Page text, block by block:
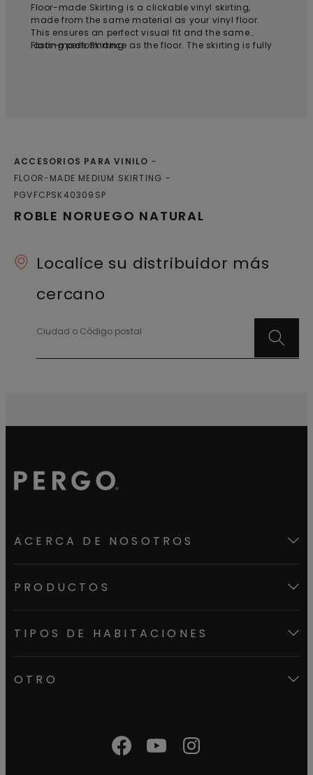
Floor-made Skirting is a clickable vinyl skirting,
made from the same material as your vinyl floor.
This ensures an perfect visual fit and the same
lasting performance as the floor. The skirting is fully
Floor-made Skirting
ROBLE NORUEGO NATURAL
ACCESORIOS PARA VINILO
FLOOR-MADE MEDIUM SKIRTING
PGVFCPSK40309SP
Localice su distribuidor más
cercano
Ciudad o Código postal
ACERCA DE NOSOTROS
PRODUCTOS
TIPOS DE HABITACIONES
OTRO